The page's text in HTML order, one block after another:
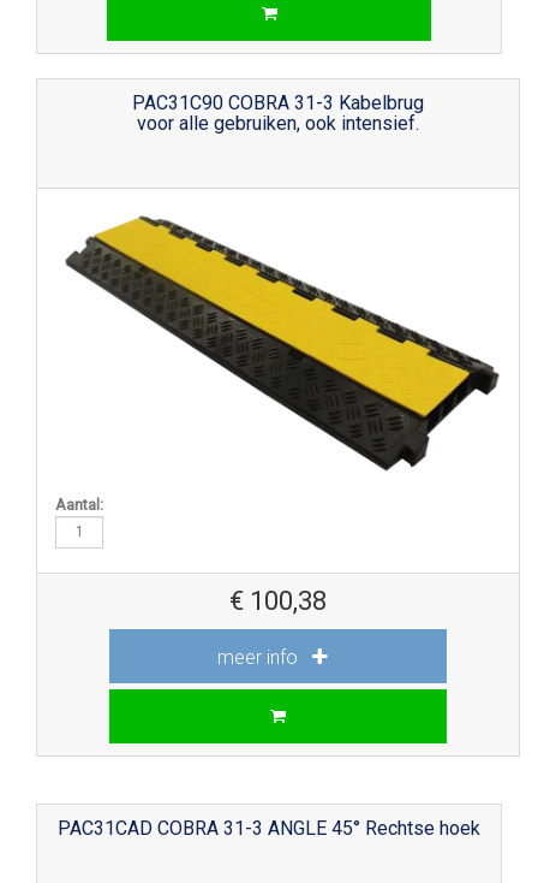
PAC31C90 COBRA 31-3 Kabelbrug
voor alle gebruiken, ook intensief.
Aantal:
€ 100,38
meer info
PAC31CAD COBRA 31-3 ANGLE 45° Rechtse hoek